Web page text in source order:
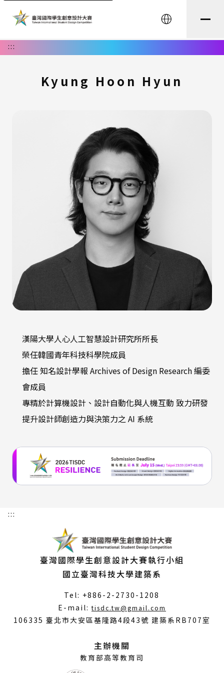
English
:::
Kyung Hoon Hyun
漢陽大學人心人工智慧設計研究所所長
榮任韓國青年科技科學院成員
擔任 知名設計學報 Archives of Design Research 編委
會成員
專精於計算機設計、設計自動化與人機互動 致力研發
提升設計師創造力與決策力之 AI 系統
:::
臺灣國際學生創意設計大賽執行小組
國立臺灣科技大學建築系
Tel: +886-2-2730-1208
E-mail:tisdc.tw@gmail.com
開
106335 臺北市大安區基隆路4段43號 建築系RB707室
主辦機關
教育部高等教育司